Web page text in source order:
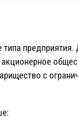
с